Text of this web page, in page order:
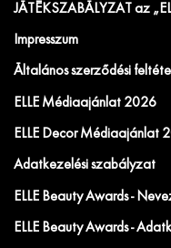
JÁTÉKSZABÁLYZAT az
Impresszum
Általános szerződési
ELLE Médiaajánlat 2026
ELLE Decor Médiaajánlat
Adatkezelési szabályzat
ELLE Beauty Awards -
ELLE Beauty Awards -